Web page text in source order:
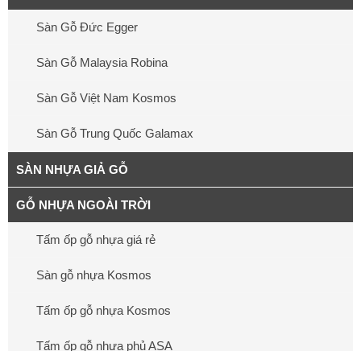
Sàn Gỗ Đức Egger
Sàn Gỗ Malaysia Robina
Sàn Gỗ Việt Nam Kosmos
Sàn Gỗ Trung Quốc Galamax
SÀN NHỰA GIẢ GỖ
GỖ NHỰA NGOÀI TRỜI
Tấm ốp gỗ nhựa giá rẻ
Sàn gỗ nhựa Kosmos
Tấm ốp gỗ nhựa Kosmos
Tấm ốp gỗ nhựa phủ ASA